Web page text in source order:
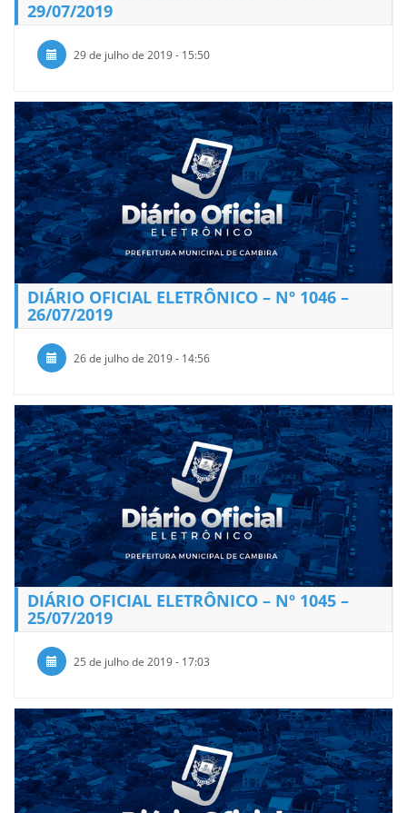
29/07/2019
29 de julho de 2019 - 15:50
DIÁRIO OFICIAL ELETRÔNICO – Nº 1046 –
26/07/2019
26 de julho de 2019 - 14:56
DIÁRIO OFICIAL ELETRÔNICO – Nº 1045 –
25/07/2019
25 de julho de 2019 - 17:03